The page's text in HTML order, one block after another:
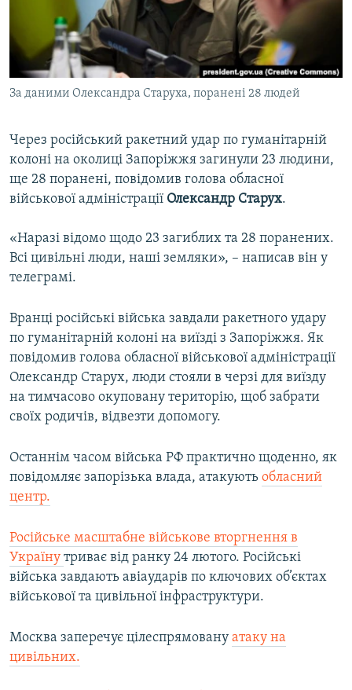
ВІДЕОУРОКИ «ELIFBE»
СВІДЧЕННЯ ОКУПАЦІЇ
УКРАЇНСЬКА ПРОБЛЕМА КРИМУ
ІНФОГРАФІКА
Русский
Qırımtatar
ДОЛУЧАЙСЯ!
Усі сайти RFE/RL
За даними Олександра Старуха, поранені 28 людей
Через російський ракетний удар по гуманітарній
колоні на околиці Запоріжжя загинули 23 людини,
ще 28 поранені, повідомив голова обласної
військової адміністрації Олександр Старух.
«Наразі відомо щодо 23 загиблих та 28 поранених.
Всі цивільні люди, наші земляки», – написав він у
телеграмі.
Вранці російські війська завдали ракетного удару
по гуманітарній колоні на виїзді з Запоріжжя. Як
повідомив голова обласної військової адміністрації
Олександр Старух, люди стояли в черзі для виїзду
на тимчасово окуповану територію, щоб забрати
своїх родичів, відвезти допомогу.
Останнім часом війська РФ практично щоденно, як
повідомляє запорізька влада, атакують обласний
центр.
Російське масштабне військове вторгнення в
Україну триває від ранку 24 лютого. Російські
війська завдають авіаударів по ключових об’єктах
військової та цивільної інфраструктури.
Москва заперечує цілеспрямовану атаку на
цивільних.